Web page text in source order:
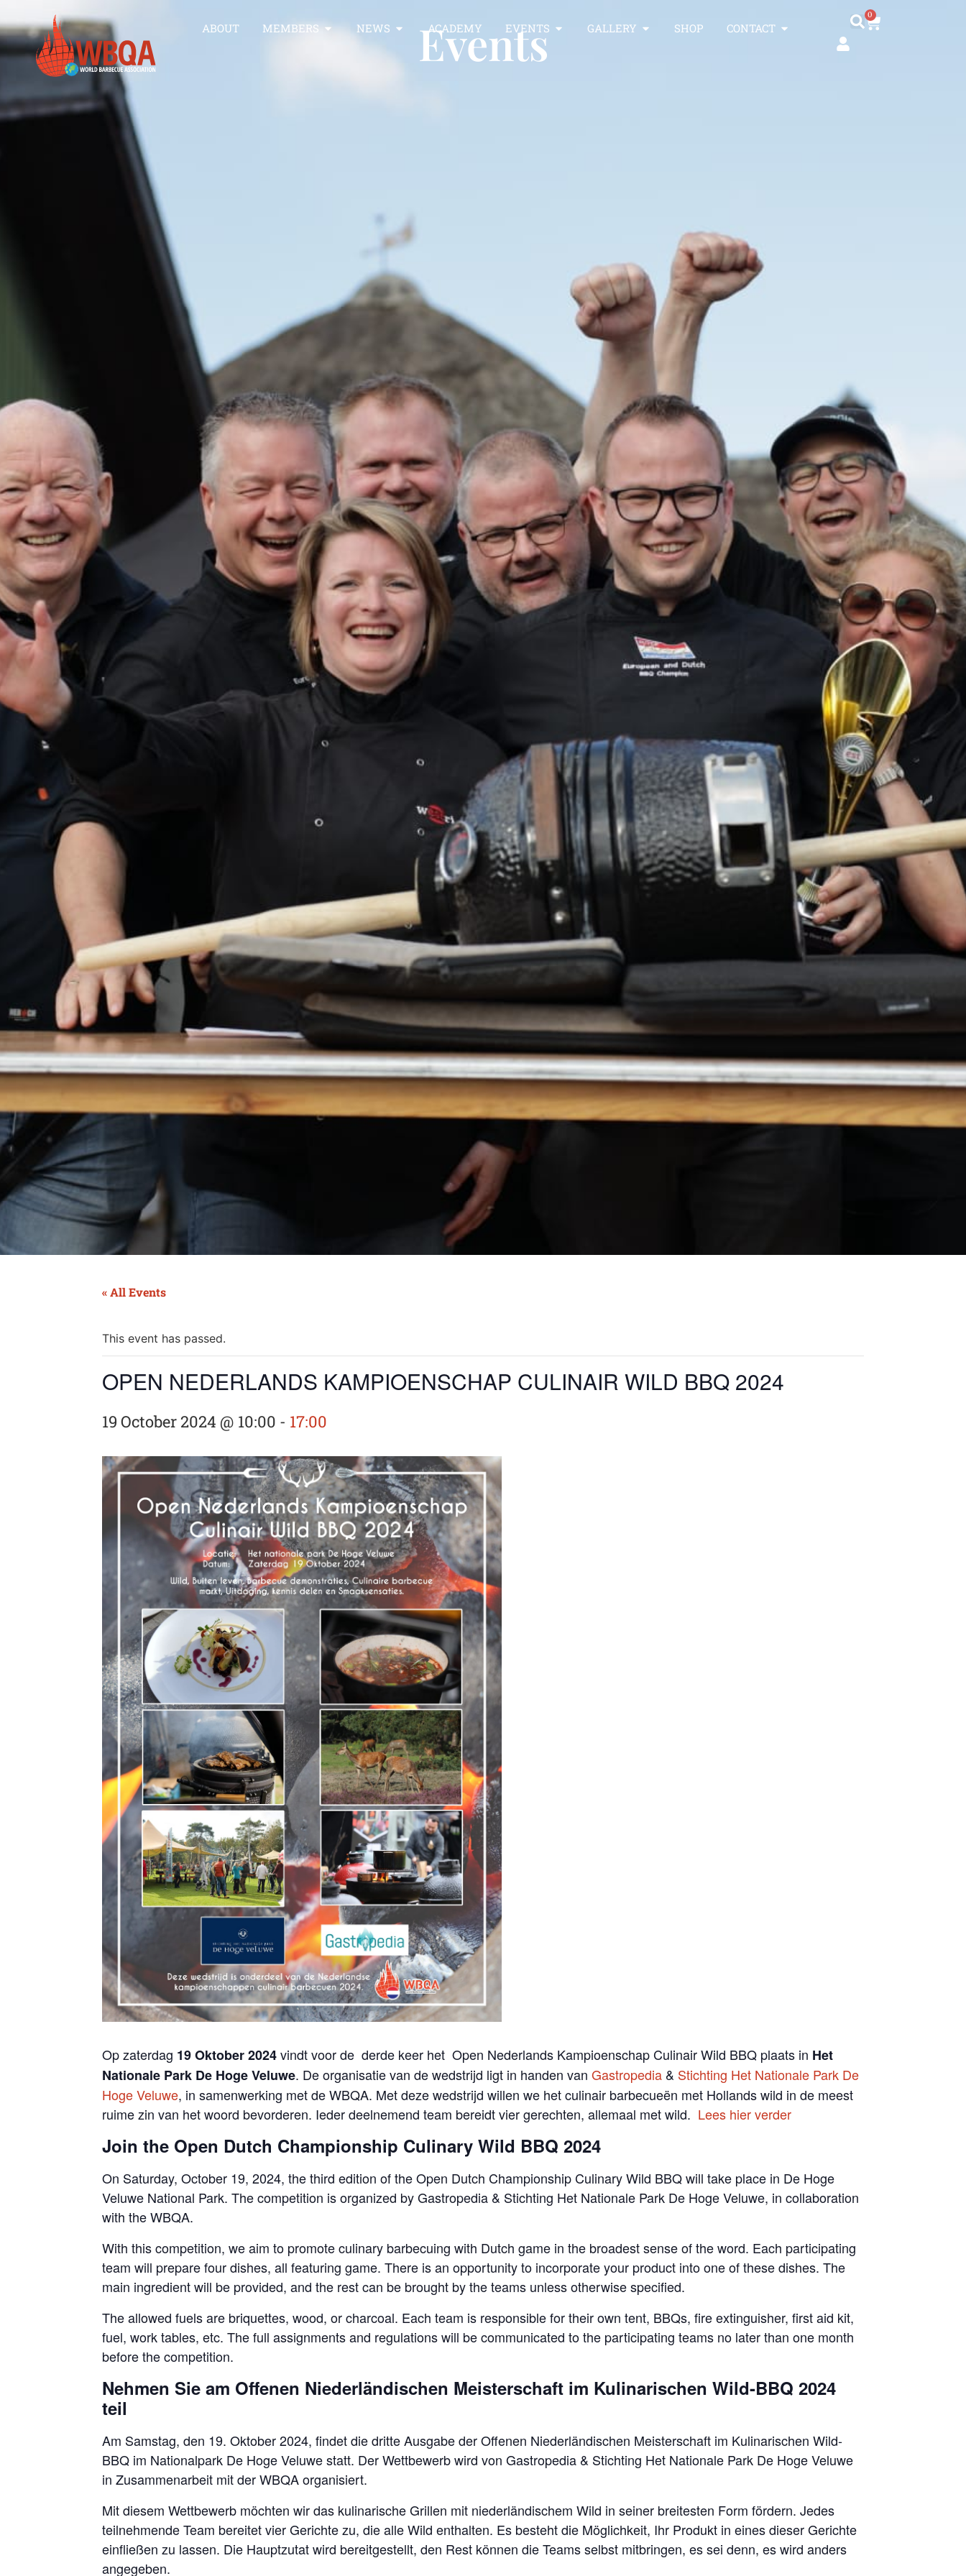
ABOUT MEMBERS NEWS ACADEMY EVENTS GALLERY SHOP CONTACT
0
Events
« All Events
This event has passed.
OPEN NEDERLANDS KAMPIOENSCHAP CULINAIR WILD BBQ 2024
19 October 2024 @ 10:00 - 17:00
Op zaterdag 19 Oktober 2024vindt voor de derde keer het Open Nederlands Kampioenschap Culinair Wild BBQ plaats in Het
Nationale Park De Hoge Veluwe. De organisatie van de wedstrijd ligt in handen van Gastropedia & Stichting Het Nationale Park De
Hoge Veluwe, in samenwerking met de WBQA. Met deze wedstrijd willen we het culinair barbecueën met Hollands wild in de meest
ruime zin van het woord bevorderen. Ieder deelnemend team bereidt vier gerechten, allemaal met wild. Lees hier verder
Join the Open Dutch Championship Culinary Wild BBQ 2024
On Saturday, October 19, 2024, the third edition of the Open Dutch Championship Culinary Wild BBQ will take place in De Hoge
Veluwe National Park. The competition is organized by Gastropedia & Stichting Het Nationale Park De Hoge Veluwe, in collaboration
with the WBQA.
With this competition, we aim to promote culinary barbecuing with Dutch game in the broadest sense of the word. Each participating
team will prepare four dishes, all featuring game. There is an opportunity to incorporate your product into one of these dishes. The
main ingredient will be provided, and the rest can be brought by the teams unless otherwise specified.
The allowed fuels are briquettes, wood, or charcoal. Each team is responsible for their own tent, BBQs, fire extinguisher, first aid kit,
fuel, work tables, etc. The full assignments and regulations will be communicated to the participating teams no later than one month
before the competition.
Nehmen Sie am Offenen Niederländischen Meisterschaft im Kulinarischen Wild-BBQ 2024
teil
Am Samstag, den 19. Oktober 2024, findet die dritte Ausgabe der Offenen Niederländischen Meisterschaft im Kulinarischen Wild-
BBQ im Nationalpark De Hoge Veluwe statt. Der Wettbewerb wird von Gastropedia & Stichting Het Nationale Park De Hoge Veluwe
in Zusammenarbeit mit der WBQA organisiert.
Mit diesem Wettbewerb möchten wir das kulinarische Grillen mit niederländischem Wild in seiner breitesten Form fördern. Jedes
teilnehmende Team bereitet vier Gerichte zu, die alle Wild enthalten. Es besteht die Möglichkeit, Ihr Produkt in eines dieser Gerichte
einfließen zu lassen. Die Hauptzutat wird bereitgestellt, den Rest können die Teams selbst mitbringen, es sei denn, es wird anders
angegeben.